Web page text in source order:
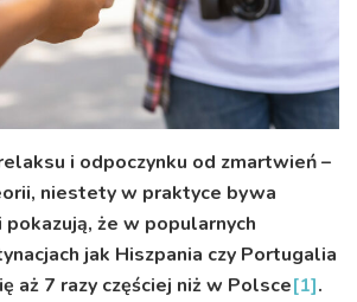
i odpoczynku od zmartwień –
niestety w praktyce bywa
że w popularnych
jak Hiszpania czy Portugalia
aż 7 razy częściej niż w Polsce[1].